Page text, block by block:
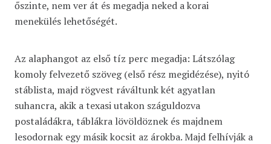
őszinte, nem ver át és megadja neked a korai
menekülés lehetőségét.
Az alaphangot az első tíz perc megadja: Látszólag
komoly felvezető szöveg (első rész megidézése), nyitó
stáblista, majd rögvest ráváltunk két agyatlan
suhancra, akik a texasi utakon száguldozva
postaládákra, táblákra lövöldöznek és majdnem
lesodornak egy másik kocsit az árokba. Majd felhívják a